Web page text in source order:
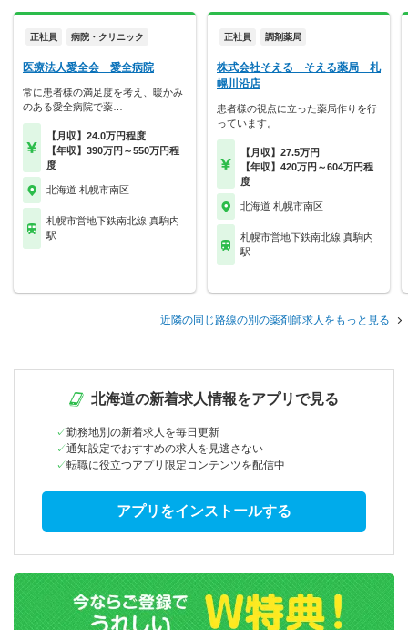
正社員 病院・クリニック
医療法人愛全会 愛全病院
常に患者様の満足度を考え、暖かみ
のある愛全病院で薬…
【月収】24.0万円程度
【年収】390万円～550万円程
度
北海道 札幌市南区
札幌市営地下鉄南北線 真駒内
駅
正社員 調剤薬局
株式会社そえる そえる薬局 札
幌川沿店
患者様の視点に立った薬局作りを行
っています。
【月収】27.5万円
【年収】420万円～604万円程
度
北海道 札幌市南区
札幌市営地下鉄南北線 真駒内
駅
近隣の同じ路線の別の薬剤師求人をもっと見る
北海道の新着求人情報をアプリで見る
勤務地別の新着求人を毎日更新
通知設定でおすすめの求人を見逃さない
転職に役立つアプリ限定コンテンツを配信中
アプリをインストールする